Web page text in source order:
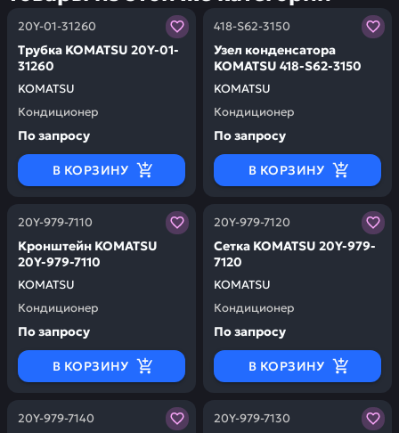
20Y-01-31260
KOMATSU
Трубка KOMATSU 20Y-01-
31260
Кондиционер
Заказывая запчасти у нас, вы получаете гарантию
По запросу
В КОРЗИНУ
418-S62-3150
KOMATSU
Узел конденсатора
KOMATSU 418-S62-3150
Кондиционер
Заказывая запчасти у
По запросу
В КОРЗИНУ
20Y-979-7110
KOMATSU
Кронштейн KOMATSU
20Y-979-7110
Кондиционер
Заказывая запчасти у нас, вы получаете гарантию
По запросу
В КОРЗИНУ
20Y-979-7120
KOMATSU
Сетка KOMATSU 20Y-979-
7120
Кондиционер
Заказывая запчасти у
По запросу
В КОРЗИНУ
20Y-979-7140
Заказывая запчасти у нас, вы получаете гарантию
20Y-979-7130
Заказывая запчасти у